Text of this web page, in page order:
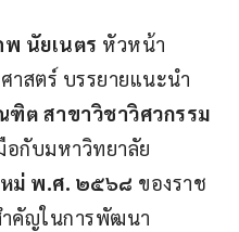
นัยเนตร หัวหน้า
าสตร์ บรรยายแนะนำ
ต สาขาวิชาวิศวกรรม
อกับมหาวิทยาลัย
หม่ พ.ศ. ๒๕๖๘ ของราช
คัญในการพัฒนา